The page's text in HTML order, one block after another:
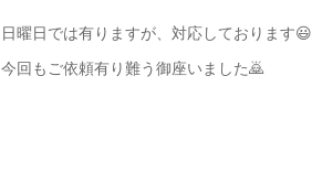
日曜日では有りますが、対応しております😃
今回もご依頼有り難う御座いました🙇